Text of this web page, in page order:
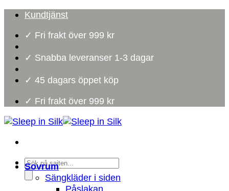
Skip
content
Kundtjänst
✓ Fri frakt över 999 kr
✓ Snabba leveranser 1-3 dagar
✓ 45 dagars öppet köp
✓ Fri frakt över 999 kr
Products
search
Sovrum
Sängkläder i siden
Påslakan